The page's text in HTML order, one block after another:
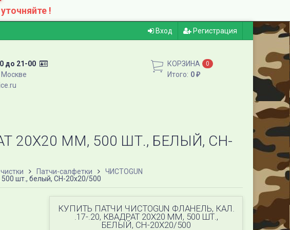
!
Вход Регистрация
до 21-00
Москве
КОРЗИНА 0
Итого: 0 ₽
20Х20 ММ, 500 ШТ., БЕЛЫЙ, CH-
Патчи-салфетки
ЧИСТОGUN
шт., белый, CH-20x20/500
КУПИТЬ ПАТЧИ ЧИСТОGUN ФЛАНЕЛЬ, КАЛ.
.17-.20, КВАДРАТ 20Х20 ММ, 500 ШТ.,
БЕЛЫЙ, CH-20X20/500